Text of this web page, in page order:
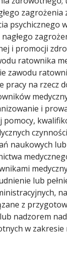
zagrożenia
psychicznego
i promocji
ratownika
zawodu
pracy na rzecz
i
pomocy,
naukowych
lub
z
nadzorem
w